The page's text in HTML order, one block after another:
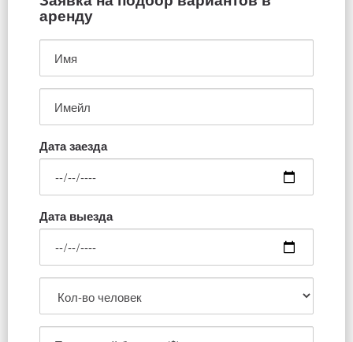
аренду
Дата заезда
Дата выезда